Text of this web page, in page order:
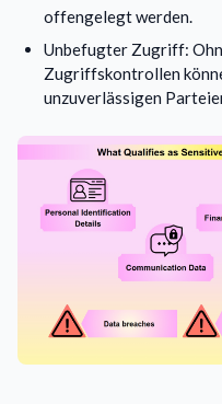
offengelegt werden.
Unbefugter Zugriff:
Zugriffskontrollen
unzuverlässigen